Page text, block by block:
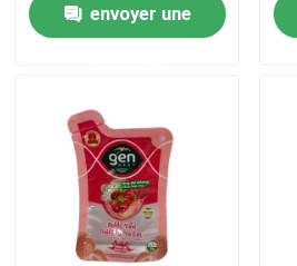
Nouvelles
Cas
Poches d'emballage alimentaire
Pochette d'emballage de bec
envoyer une